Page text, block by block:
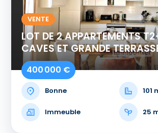
VENTE
LOT DE 2 APPARTEMENTS
CAVES ET GRANDE
400 000 €
Bonne 101
Immeuble 25